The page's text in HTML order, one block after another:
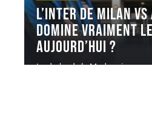
L’inter de milan
domine vraiment
aujourd’hui ?
Le derby de la Madonnina